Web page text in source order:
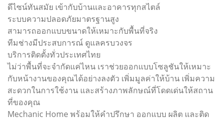
ดีไซน์ทันสมัย เข้ากับบ้านและอาคารทุกสไตล์
ระบบความปลอดภัยมาตรฐานสูง
สามารถออกแบบขนาดให้เหมาะกับพื้นที่จริง
ทีมช่างมีประสบการณ์ ดูแลครบวงจร
บริการติดตั้งทั่วประเทศไทย
ไม่ว่าพื้นที่จะจำกัดแค่ไหน เราช่วยออกแบบโซลูชันให้เหมาะ
กับหน้างานของคุณได้อย่างลงตัว เพิ่มมูลค่าให้บ้าน เพิ่มความ
สะดวกในการใช้งาน และสร้างภาพลักษณ์ที่โดดเด่นให้สถาน
ที่ของคุณ
Mechanic Home พร้อมให้คำปรึกษา ออกแบบ ผลิต และติด